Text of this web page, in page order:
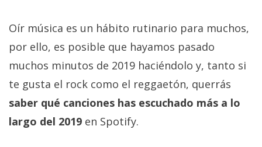
/
nosotros
/
Publicidad
Cambiar
opciones
Oír música es un hábito rutinario para muchos,
por ello, es posible que hayamos pasado
muchos minutos de 2019 haciéndolo y, tanto si
te gusta el rock como el reggaetón, querrás
saber qué canciones has escuchado más a lo
largo del 2019 en Spotify.